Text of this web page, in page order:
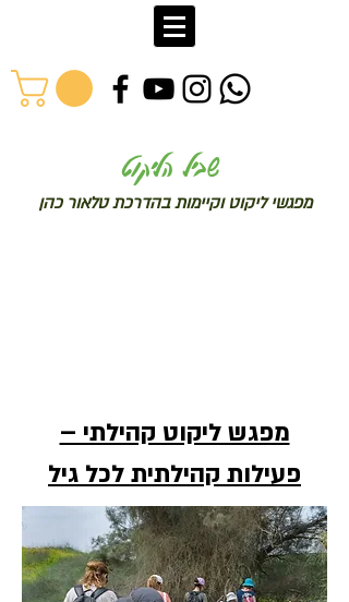
שביל הליקוט
מפגשי ליקוט וקיימות בהדרכת טלאור כהן
מפגש ליקוט קהילתי –
פעילות קהילתית לכל גיל